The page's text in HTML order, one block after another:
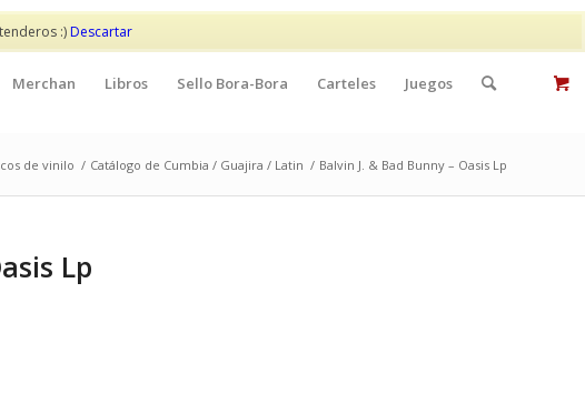
:)Descartar
Mi cuenta Contacto
Merchan Libros Sello Bora-Bora Carteles Juegos
de vinilo / Catálogo de Cumbia / Guajira / Latin / Balvin J. & Bad Bunny – Oasis Lp
Lp